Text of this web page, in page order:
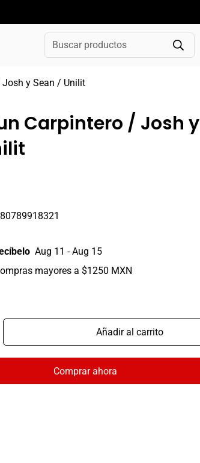
Buscar productos
y Sean / Unilit
Carpintero / Josh y
Aug 11 - Aug 15
mayores a $1250 MXN
Añadir al carrito
Comprar ahora